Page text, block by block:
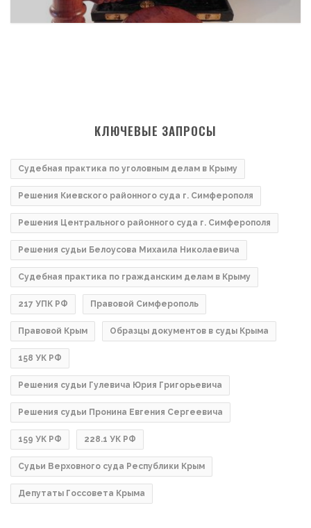
КЛЮЧЕВЫЕ ЗАПРОСЫ
Судебная практика по уголовным делам в Крыму
Решения Киевского районного суда г. Симферополя
Решения Центрального районного суда г. Симферополя
Решения судьи Белоусова Михаила Николаевича
Судебная практика по гражданским делам в Крыму
217 УПК РФ Правовой Симферополь
Правовой Крым Образцы документов в суды Крыма
158 УК РФ
Решения судьи Гулевича Юрия Григорьевича
Решения судьи Пронина Евгения Сергеевича
159 УК РФ 228.1 УК РФ
Судьи Верховного суда Республики Крым
Депутаты Госсовета Крыма